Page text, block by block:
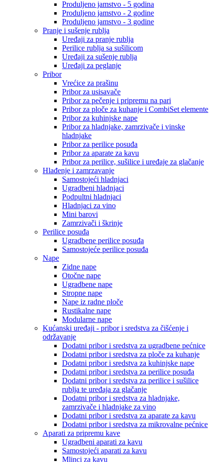
Produljeno jamstvo - 5 godina
Produljeno jamstvo - 2 godine
Produljeno jamstvo - 3 godine
Pranje i sušenje rublja
Uređaji za pranje rublja
Perilice rublja sa sušilicom
Uređaji za sušenje rublja
Uređaji za peglanje
Pribor
Vrećice za prašinu
Pribor za usisavače
Pribor za pečenje i pripremu na pari
Pribor za ploče za kuhanje i CombiSet elemente
Pribor za kuhinjske nape
Pribor za hladnjake, zamrzivače i vinske
hladnjake
Pribor za perilice posuđa
Pribor za aparate za kavu
Pribor za perilice, sušilice i uređaje za glačanje
Hlađenje i zamrzavanje
Samostojeći hladnjaci
Ugradbeni hladnjaci
Podpultni hladnjaci
Hladnjaci za vino
Mini barovi
Zamrzivači i škrinje
Perilice posuđa
Ugradbene perilice posuđa
Samostojeće perilice posuđa
Nape
Zidne nape
Otočne nape
Ugradbene nape
Stropne nape
Nape iz radne ploče
Rustikalne nape
Modularne nape
Kućanski uređaji - pribor i sredstva za čišćenje i
održavanje
Dodatni pribor i sredstva za ugradbene pećnice
Dodatni pribor i sredstva za ploče za kuhanje
Dodatni pribor i sredstva za kuhinjske nape
Dodatni pribor i sredstva za perilice posuđa
Dodatni pribor i sredstva za perilice i sušilice
rublja te uređaja za glačanje
Dodatni pribor i sredstva za hladnjake,
zamrzivače i hladnjake za vino
Dodatni pribor i sredstva za aparate za kavu
Dodatni pribor i sredstva za mikrovalne pećnice
Aparati za pripremu kave
Ugradbeni aparati za kavu
Samostojeći aparati za kavu
Mlinci za kavu